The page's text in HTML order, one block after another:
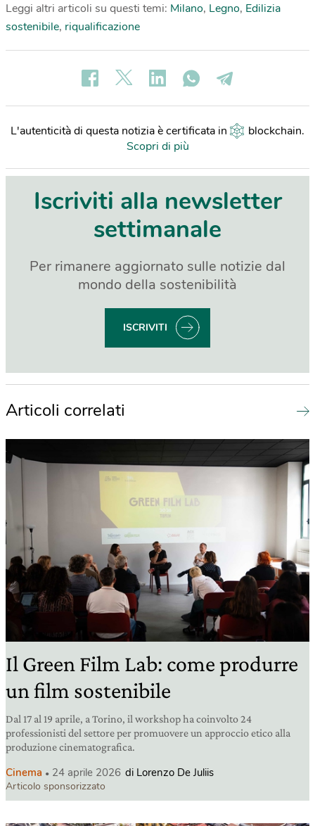
Leggi altri articoli su questi temi: Milano, Legno, Edilizia
sostenibile, riqualificazione
L'autenticità di questa notizia è certificata in blockchain.
Scopri di più
Iscriviti alla newsletter
settimanale
Per rimanere aggiornato sulle notizie dal
mondo della sostenibilità
ISCRIVITI
Articoli correlati
Il Green Film Lab: come produrre
un film sostenibile
Dal 17 al 19 aprile, a Torino, il workshop ha coinvolto 24
professionisti del settore per promuovere un approccio etico alla
produzione cinematografica.
Cinema 24 aprile 2026 di Lorenzo De Juliis
Articolo sponsorizzato